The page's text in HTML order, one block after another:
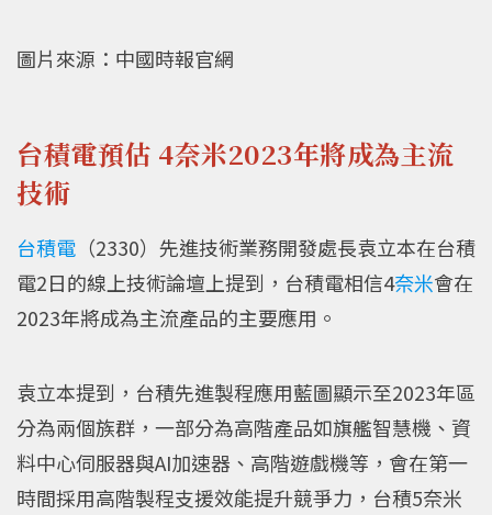
圖片來源：中國時報官網
台積電預估 4奈米2023年將成為主流
技術
台積電 （2330）先進技術業務開發處長袁立本在台積
電2日的線上技術論壇上提到，台積電相信4奈米會在
2023年將成為主流產品的主要應用。
袁立本提到，台積先進製程應用藍圖顯示至2023年區
分為兩個族群，一部分為高階產品如旗艦智慧機、資
料中心伺服器與AI加速器、高階遊戲機等，會在第一
時間採用高階製程支援效能提升競爭力，台積5奈米